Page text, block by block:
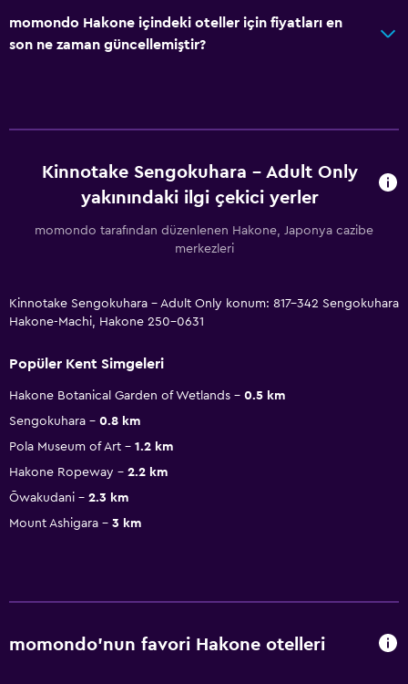
momondo Hakone içindeki oteller için fiyatları en
son ne zaman güncellemiştir?
Kinnotake Sengokuhara - Adult Only
yakınındaki ilgi çekici yerler
momondo tarafından düzenlenen Hakone, Japonya cazibe
merkezleri
Kinnotake Sengokuhara - Adult Only konum: 817-342 Sengokuhara
Hakone-Machi, Hakone 250-0631
Popüler Kent Simgeleri
Hakone Botanical Garden of Wetlands
0.5 km
Sengokuhara
0.8 km
Pola Museum of Art
1.2 km
Hakone Ropeway
2.2 km
Ōwakudani
2.3 km
Mount Ashigara
3 km
momondo'nun favori Hakone otelleri